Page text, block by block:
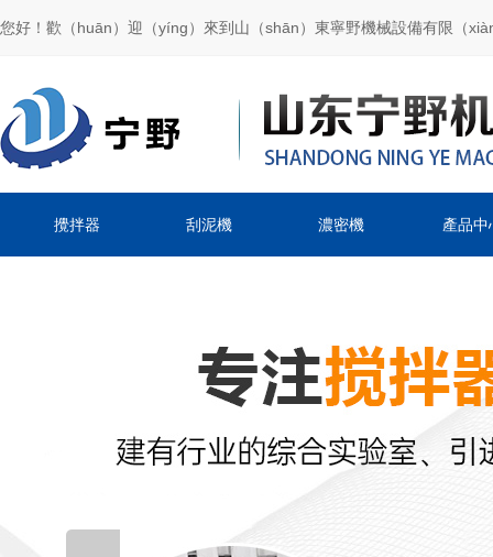
您好！歡（huān）迎（yíng）來到山（shān）東寧野機械設備有限（
攪拌器 刮泥機 濃密機 產品中